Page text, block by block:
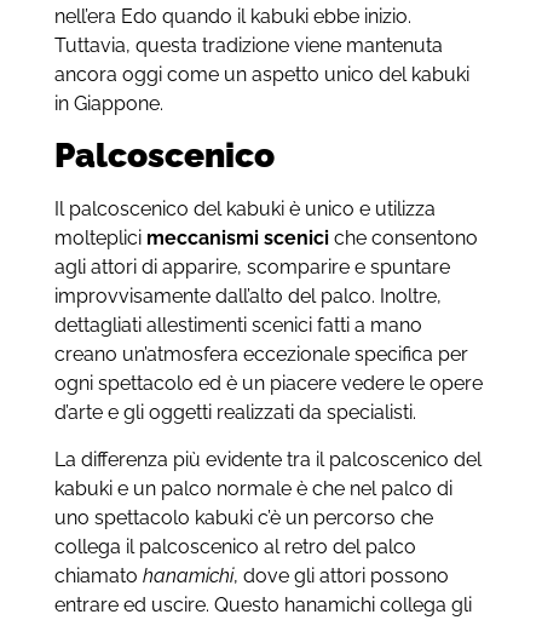
nell’era Edo quando il kabuki ebbe inizio.
Tuttavia, questa tradizione viene mantenuta
ancora oggi come un aspetto unico del kabuki
in Giappone.
Palcoscenico
Il palcoscenico del kabuki è unico e utilizza
molteplici meccanismi sceniciche consentono
agli attori di apparire, scomparire e spuntare
improvvisamente dall’alto del palco. Inoltre,
dettagliati allestimenti scenici fatti a mano
creano un’atmosfera eccezionale specifica per
ogni spettacolo ed è un piacere vedere le opere
d’arte e gli oggetti realizzati da specialisti.
La differenza più evidente tra il palcoscenico del
kabuki e un palco normale è che nel palco di
uno spettacolo kabuki c’è un percorso che
collega il palcoscenico al retro del palco
chiamato hanamichi, dove gli attori possono
entrare ed uscire. Questo hanamichi collega gli